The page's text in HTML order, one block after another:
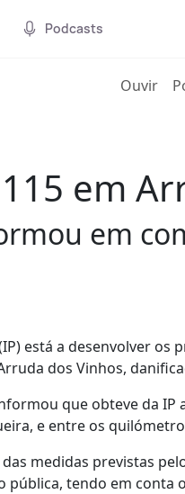
Podcasts
Ouvir
em
em
está a desenvolver os
dos Vinhos,
que obteve da
e entre os
medidas previstas
tendo em conta